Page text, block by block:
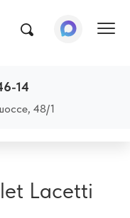
14
48/1
Lacetti